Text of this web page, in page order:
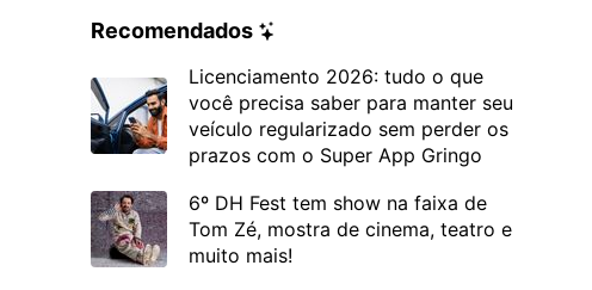
Recomendados
Licenciamento 2026: tudo o que
você precisa saber para manter seu
veículo regularizado sem perder os
prazos com o Super App Gringo
6º DH Fest tem show na faixa de
Tom Zé, mostra de cinema, teatro e
muito mais!